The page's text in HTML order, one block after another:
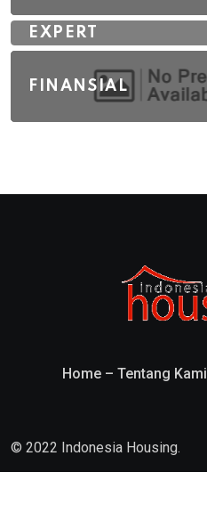
EXPERT
FINANSIAL
Home – Tentang Kami
© 2022 Indonesia Housing.